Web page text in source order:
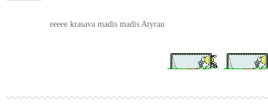
eeeee krasava madis madis Atyrau